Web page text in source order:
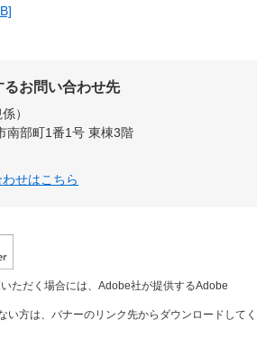
るお問い合わせ先
係
南部町1番1号 東棟3階
せはこちら
ただく場合には、Adobe社が提供するAdobe
い方は、バナーのリンク先からダウンロードしてく